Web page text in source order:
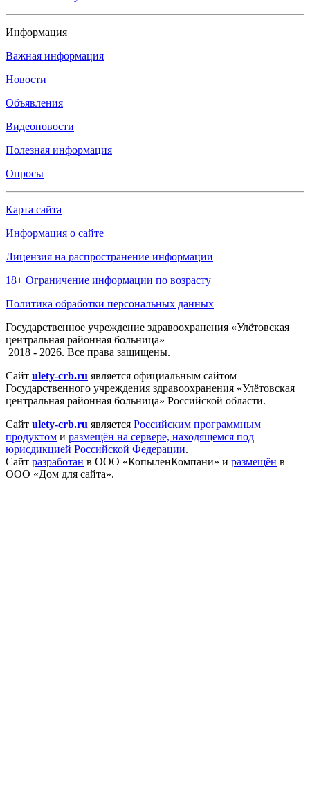
Информация
Важная информация
Новости
Объявления
Видеоновости
Полезная информация
Опросы
Карта сайта
Информация о сайте
Лицензия на распространение информации
18+ Ограничение информации по возрасту
Политика обработки персональных данных
Государственное учреждение здравоохранения «Улётовская
центральная районная больница»
2018 - 2026. Все права защищены.
Сайт ulety-crb.ru является официальным сайтом
Государственного учреждения здравоохранения «Улётовская
центральная районная больница» Российской области.
Сайт ulety-crb.ru является Российским программным
продуктом и размещён на сервере, находящемся под
юрисдикцией Российской Федерации.
Сайт разработан в ООО «КопыленКомпани» и размещён в
ООО «Дом для сайта».